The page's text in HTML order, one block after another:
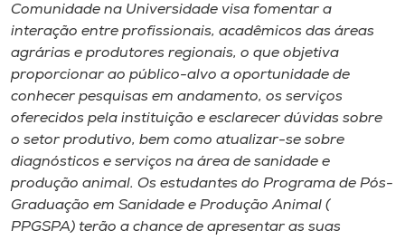
Unoesc
Store
Selecione
o idioma
Comunidade na Universidade visa fomentar a
interação entre profissionais, acadêmicos das áreas
agrárias e produtores regionais, o que objetiva
proporcionar ao público-alvo a oportunidade de
conhecer pesquisas em andamento, os serviços
oferecidos pela instituição e esclarecer dúvidas sobre
o setor produtivo, bem como atualizar-se sobre
diagnósticos e serviços na área de sanidade e
produção animal. Os estudantes do Programa de Pós-
Graduação em Sanidade e Produção Animal (
PPGSPA) terão a chance de apresentar as suas